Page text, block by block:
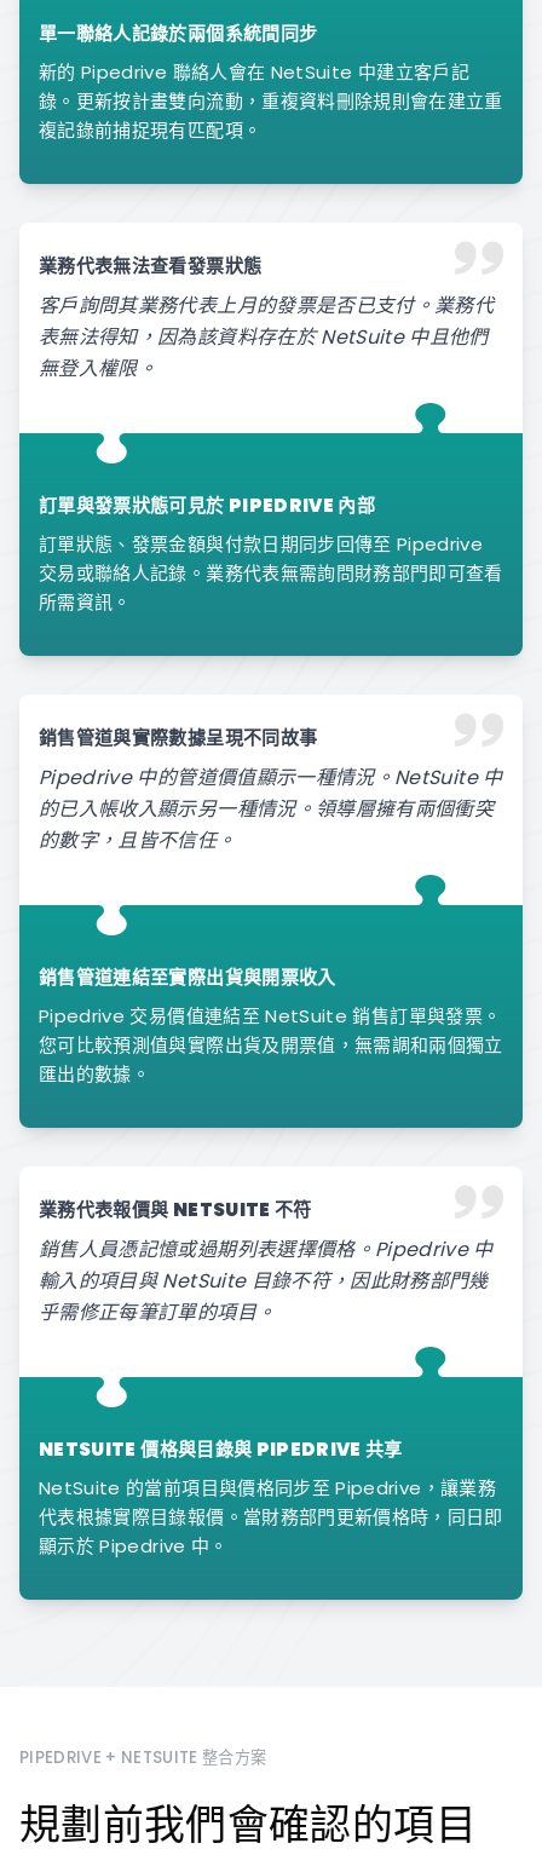
單一聯絡人記錄於兩個系統間同步
新的 Pipedrive 聯絡人會在 NetSuite 中建立客戶記
錄。更新按計畫雙向流動，重複資料刪除規則會在建立重
複記錄前捕捉現有匹配項。
業務代表無法查看發票狀態
客戶詢問其業務代表上月的發票是否已支付。業務代
表無法得知，因為該資料存在於 NetSuite 中且他們
無登入權限。
訂單與發票狀態可見於 PIPEDRIVE 內部
訂單狀態、發票金額與付款日期同步回傳至 Pipedrive
交易或聯絡人記錄。業務代表無需詢問財務部門即可查看
所需資訊。
銷售管道與實際數據呈現不同故事
Pipedrive 中的管道價值顯示一種情況。NetSuite 中
的已入帳收入顯示另一種情況。領導層擁有兩個衝突
的數字，且皆不信任。
銷售管道連結至實際出貨與開票收入
Pipedrive 交易價值連結至 NetSuite 銷售訂單與發票。
您可比較預測值與實際出貨及開票值，無需調和兩個獨立
匯出的數據。
業務代表報價與 NETSUITE 不符
銷售人員憑記憶或過期列表選擇價格。Pipedrive 中
輸入的項目與 NetSuite 目錄不符，因此財務部門幾
乎需修正每筆訂單的項目。
NETSUITE 價格與目錄與 PIPEDRIVE 共享
NetSuite 的當前項目與價格同步至 Pipedrive，讓業務
代表根據實際目錄報價。當財務部門更新價格時，同日即
顯示於 Pipedrive 中。
PIPEDRIVE + NETSUITE 整合方案
規劃前我們會確認的項目